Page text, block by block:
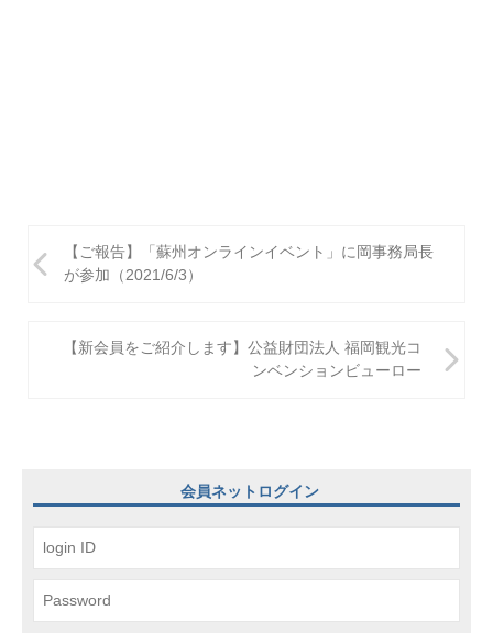
稿
ン
【ご報告】「蘇州オンラインイベント」に岡事務局長
が参加（2021/6/3）
【新会員をご紹介します】公益財団法人 福岡観光コ
ンベンションビューロー
会員ネットログイン